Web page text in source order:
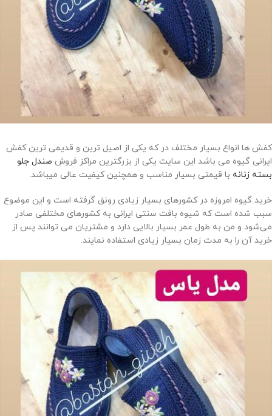
کفش ها انواع بسیار مختلف در که یکی از اصیل ترین و قدیمی ترین کفش
ایرانی گیوه می باشد این سایت یکی از بزرگترین مراکز فروش صندل جلو
بسته زنانه با قیمتی بسیار مناسب و همچنین کیفیت عالی میباشد.
خرید گیوه امروزه در کشورهای بسیار زیادی رونق گرفته است و این موضوع
سبب شده است که شیوه بافت سنتی ایرانی به کشورهای مختلفی صادر
می‌شود و من به طول عمر بسیار بالایی دارد و مشتریان می توانند پس از
خرید آن را به مدت زمان بسیار زیادی استفاده نمایند.